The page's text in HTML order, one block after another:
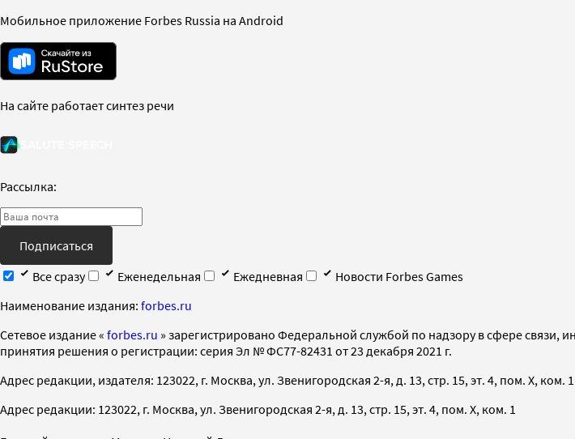
Мобильное приложение Forbes Russia на Android
На сайте работает синтез речи
Рассылка:
Подписаться
Все сразу
Еженедельная Ежедневная
Новости Forbes Games
Наименование издания: forbes.ru
Cетевое издание « forbes.ru » зарегистрировано Федеральной службой по надзору в сфере
принятия решения о регистрации: серия Эл № ФС77-82431 от 23 декабря 2021 г.
Адрес редакции, издателя: 123022, г. Москва, ул. Звенигородская 2-я, д. 13, стр. 15, эт. 4, пом. X, ком. 1
Адрес редакции: 123022, г. Москва, ул. Звенигородская 2-я, д. 13, стр. 15, эт. 4, пом. X, ком. 1